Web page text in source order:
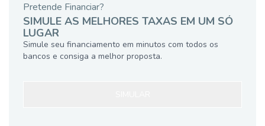
Pretende Financiar?
SIMULE AS MELHORES TAXAS EM UM SÓ
LUGAR
Simule seu financiamento em minutos com todos os
bancos e consiga a melhor proposta.